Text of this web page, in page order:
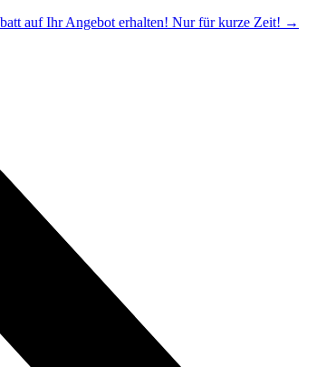
auf Ihr Angebot erhalten! Nur für kurze Zeit! →